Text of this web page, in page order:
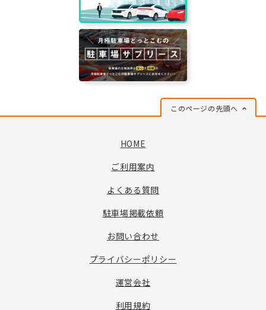
このページの先頭へ
HOME
ご利用案内
よくある質問
駐車場掲載依頼
お問い合わせ
プライバシーポリシー
運営会社
利用規約